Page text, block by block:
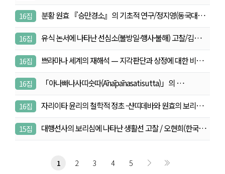
경』…
16집
분황 원효 『승만경소』의 기초적 연구/정지영(동국대학
교…
16집 유식 논서에 나타난 선심소(불방일·행사·불해) 고찰/김…
16집
쁘라마나 세계의 재해석 — 지각판단과 상정에 대한 비
교…
16집 「아나빠나사띠숫따(Ānāpānasatisutta)」의 …
16집
자리이타 윤리의 철학적 정초 -샨띠데바와 원효의 보리
심…
15집 대행선사의 보리심에 나타난 생활선 고찰 / 오현희(한국…
1 2 3 4 5